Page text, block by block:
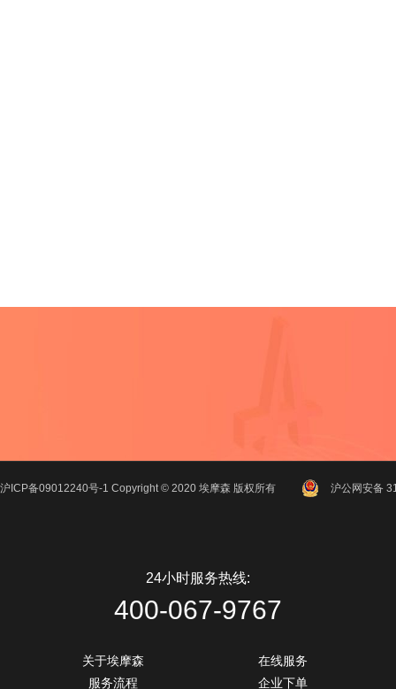
沪ICP备09012240号-1 Copyright © 2020 埃摩森 版权所有 沪公网安备
24小时服务热线:
400-067-9767
关于埃摩森
服务流程
在线服务
企业下单